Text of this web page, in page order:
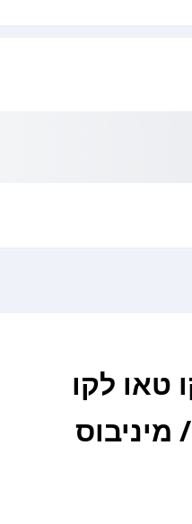
טאו לקו
מיניבוס